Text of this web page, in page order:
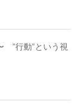
”行動”という視